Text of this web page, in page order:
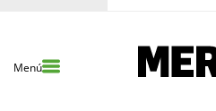
Menú